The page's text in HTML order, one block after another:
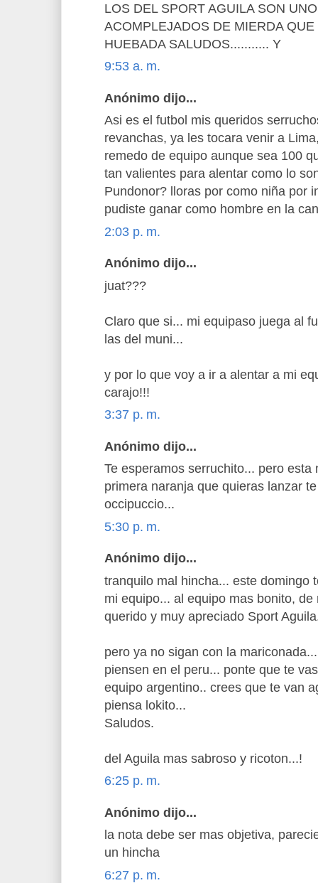
LOS DEL SPORT AGUILA SON
ACOMPLEJADOS DE MIERDA
HUEBADA SALUDOS........... Y
9:53 a. m.
Anónimo dijo...
Asi es el futbol mis queridos
revanchas, ya les tocara venir a
remedo de equipo aunque sea 100
tan valientes para alentar como lo
Pundonor? lloras por como niña por
pudiste ganar como hombre en la
2:03 p. m.
Anónimo dijo...
juat???
Claro que si... mi equipaso juega al
las del muni...
y por lo que voy a ir a alentar a mi
carajo!!!
3:37 p. m.
Anónimo dijo...
Te esperamos serruchito... pero esta
primera naranja que quieras lanzar
occipuccio...
5:30 p. m.
Anónimo dijo...
tranquilo mal hincha... este domingo
mi equipo... al equipo mas bonito,
querido y muy apreciado Sport
pero ya no sigan con la
piensen en el peru... ponte que te
equipo argentino.. crees que te van
piensa lokito...
Saludos.
del Aguila mas sabroso y ricoton...!
6:25 p. m.
Anónimo dijo...
la nota debe ser mas objetiva,
un hincha
6:27 p. m.